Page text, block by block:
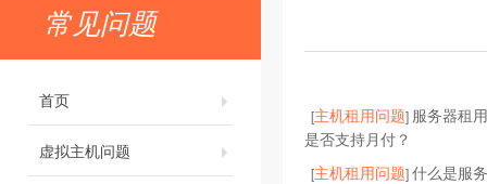
常见问题
首页
虚拟主机问题
[主机租用问题] 服务器租
是否支持月付？
[主机租用问题]什么是服